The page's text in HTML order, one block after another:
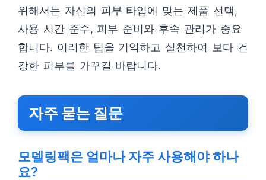
위해서는 자신의 피부 타입에 맞는 제품 선택,
사용 시간 준수, 피부 준비와 후속 관리가 중요
합니다. 이러한 팁을 기억하고 실천하여 보다 건
강한 피부를 가꾸길 바랍니다.
자주 묻는 질문
모델링팩은 얼마나 자주 사용해야 하나
요?